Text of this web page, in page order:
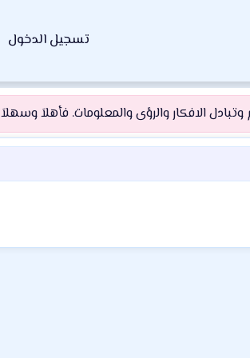
تسجيل الدخول
الافكار والرؤى والمعلومات. فأهلاَ